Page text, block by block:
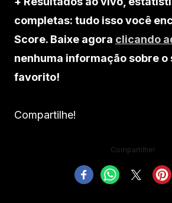
completas: tudo isso você
Score. Baixe agora clicando
nenhuma informação sobre o
favorito!
Compartilhe!
Compartilhe!